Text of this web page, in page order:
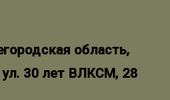
область,
ул. 30 лет ВЛКСМ, 28